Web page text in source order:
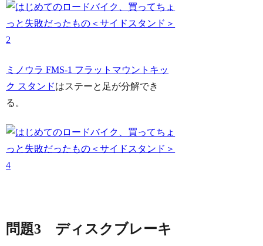
ミノウラ FMS-1 フラットマウントキッ
ク スタンドはステーと足が分解でき
る。
問題3 ディスクブレーキ